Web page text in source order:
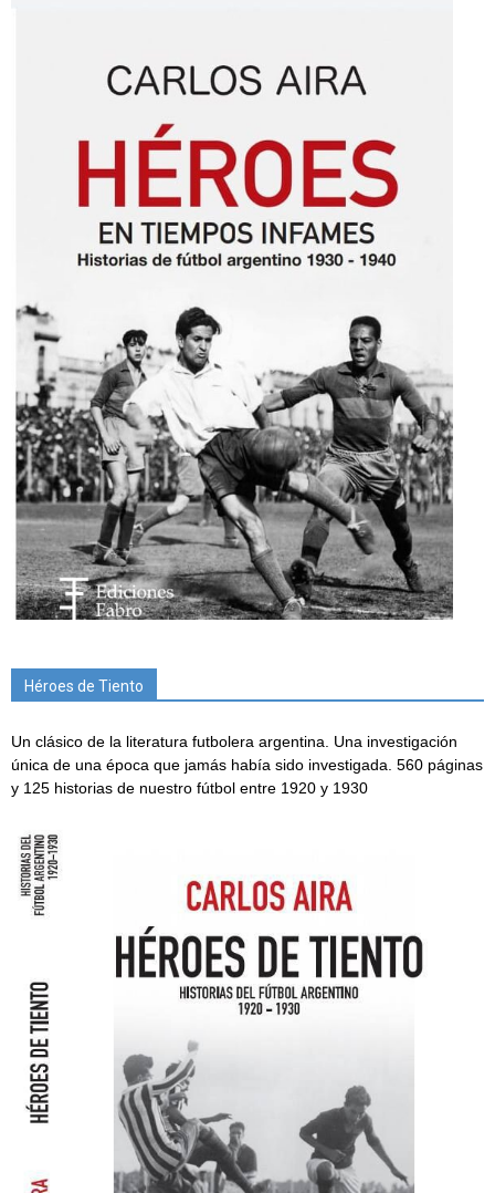
Héroes de Tiento
Un clásico de la literatura futbolera argentina. Una investigación
única de una época que jamás había sido investigada. 560 páginas
y 125 historias de nuestro fútbol entre 1920 y 1930